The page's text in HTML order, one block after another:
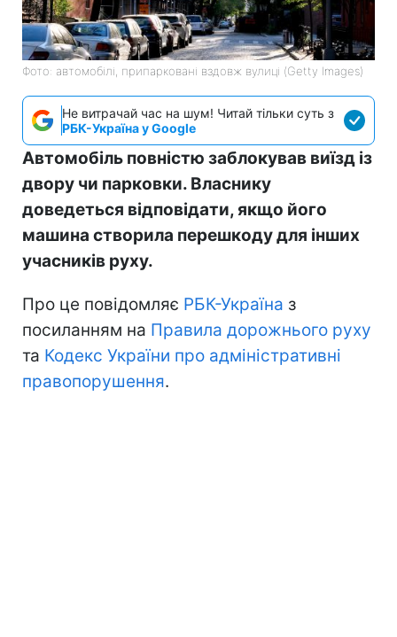
Фото: автомобілі, припарковані вздовж вулиці (Getty Images)
Не витрачай час на шум! Читай тільки суть з
РБК-Україна у Google
Автомобіль повністю заблокував виїзд із
двору чи парковки. Власнику
доведеться відповідати, якщо його
машина створила перешкоду для інших
учасників руху.
Про це повідомляє РБК-Україна з
посиланням на Правила дорожнього руху
та Кодекс України про адміністративні
правопорушення.